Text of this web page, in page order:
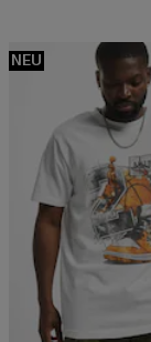
NEU